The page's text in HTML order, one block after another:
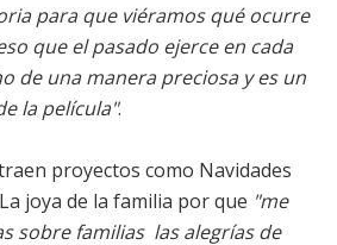
para que viéramos qué ocurre
que el pasado ejerce en cada
de una manera preciosa y es un
la película".
proyectos como Navidades
joya de la familia por que "me
sobre familias  las alegrías de